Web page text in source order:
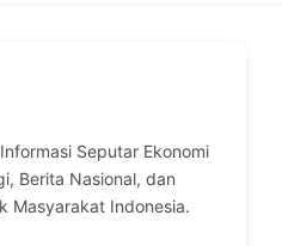
Seputar Ekonomi
Berita Nasional, dan
Masyarakat Indonesia.